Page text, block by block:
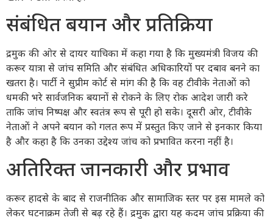
संबंधित बयान और प्रतिक्रिया
द्रमुक की ओर से दायर याचिका में कहा गया है कि मुख्यमंत्री विजय की
करूर यात्रा से जांच समिति और संबंधित अधिकारियों पर दबाव बनने का
खतरा है। पार्टी ने सुप्रीम कोर्ट से मांग की है कि वह टीवीके नेताओं को
धमकी भरे सार्वजनिक बयानों से रोकने के लिए रोक आदेश जारी करे
ताकि जांच निष्पक्ष और स्वतंत्र रूप से पूरी हो सके। दूसरी ओर, टीवीके
नेताओं ने अपने बयान को गलत रूप में प्रस्तुत किए जाने से इनकार किया
है और कहा है कि उनका उद्देश्य जांच को प्रभावित करना नहीं है।
अतिरिक्त जानकारी और प्रभाव
करूर हादसे के बाद से राजनीतिक और सामाजिक स्तर पर इस मामले को
लेकर घटनाक्रम तेजी से बढ़ रहे हैं। द्रमुक द्वारा यह कदम जांच प्रक्रिया की